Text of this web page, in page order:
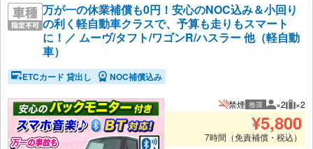
万が一の休業補償も0円！安心のNOC込み＆小回り
の利く軽自動車クラスで、予算も走りもスマート
に！／ ムーヴ/タフト/ワゴンR/ハスラー 他（軽自動
車）
ETCカード 貸出し NOC補償込み
禁煙 推奨 推奨人数
×2 推
×2
¥5,800
7時間（免責補償・税込）